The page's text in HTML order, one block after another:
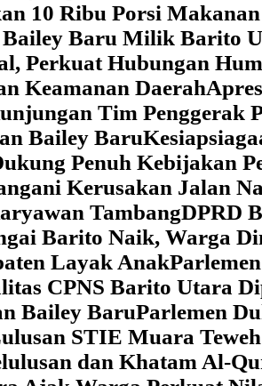
10 Ribu Porsi
Bailey Baru Milik Barito
Perkuat Hubungan
Keamanan Daerah
Tim Penggerak
Bailey Baru
Penuh Kebijakan
Kerusakan Jalan
TambangDPRD
Barito Naik, Warga
Layak Anak
CPNS Barito Utara
Bailey BaruParlemen
STIE Muara
dan Khatam Al-